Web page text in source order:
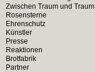
Zwischen Traum und Traum
Rosensterne
Ehrenschutz
Künstler
Presse
Reaktionen
Brotfabrik
Partner